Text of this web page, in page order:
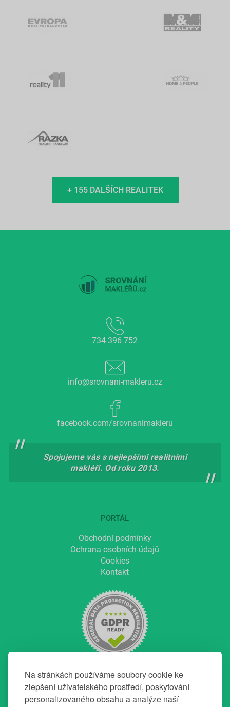
Na stránkách používáme soubory cookie ke
zlepšení uživatelského prostředí, poskytování
personalizovaného obsahu a analýze naší
+ 155 DALŠÍCH REALITEK
734 396 752
info@srovnani-makleru.cz
facebook.com/srovnanimakleru
Spojujeme vás s nejlepšími realitními
makléři. Od roku 2013.
PORTÁL
Obchodní podmínky
Ochrana osobních údajů
Cookies
Kontakt
NAVIGACE